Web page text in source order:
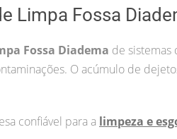
Limpa Fossa
Fossa Diadema de sistemas
O acúmulo de
confiável para a limpeza e